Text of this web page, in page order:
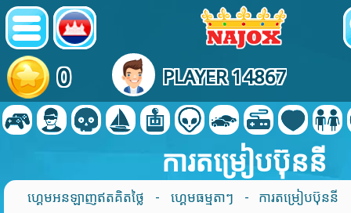
0 PLAYER 14867
ការតម្រៀបប៊ុននី
ហ្គេមអនឡាញឥតគិតថ្លៃ - ហ្គេមធម្មតាៗ - ការតម្រៀបប៊ុននី